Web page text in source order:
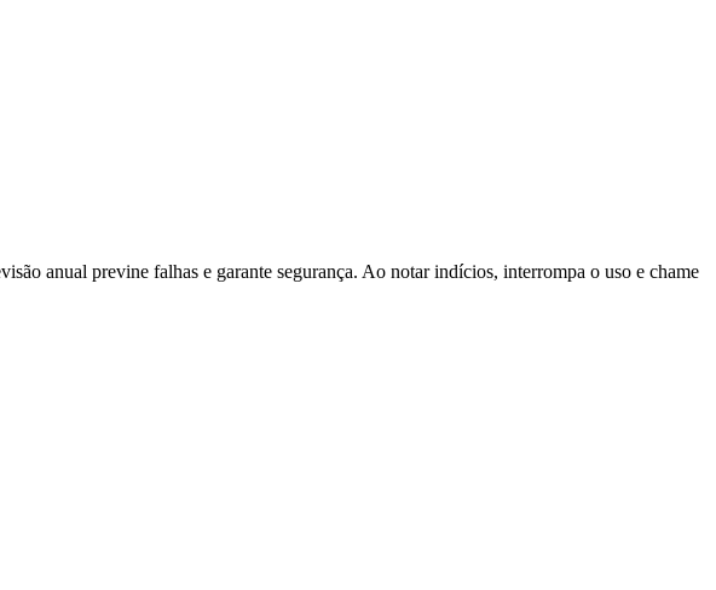
anual previne falhas e garante segurança. Ao notar indícios, interrompa o uso e chame